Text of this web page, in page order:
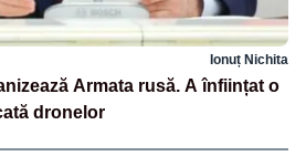
Ionuț Nichita
Armata rusă. A înființat o
dronelor